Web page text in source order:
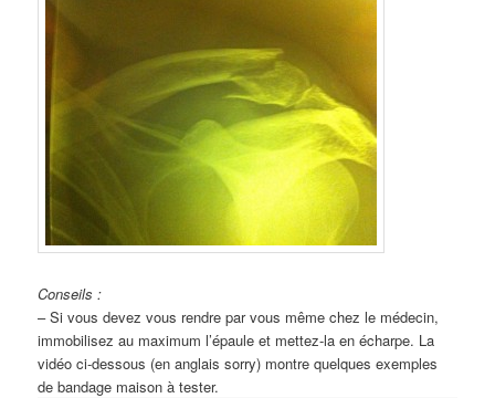
Conseils :
– Si vous devez vous rendre par vous même chez le médecin,
immobilisez au maximum l’épaule et mettez-la en écharpe. La
vidéo ci-dessous (en anglais sorry) montre quelques exemples
de bandage maison à tester.